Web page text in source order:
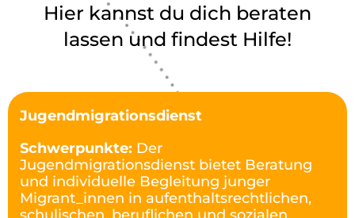
Hier kannst du dich beraten
lassen und findest Hilfe!
Jugendmigrationsdienst
Schwerpunkte: Der
Jugendmigrationsdienst bietet Beratung
und individuelle Begleitung junger
Migrant_innen in aufenthaltsrechtlichen,